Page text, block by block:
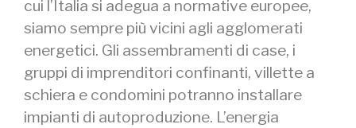
cui l’Italia si adegua a normative europee,
siamo sempre più vicini agli agglomerati
energetici. Gli assembramenti di case, i
gruppi di imprenditori confinanti, villette a
schiera e condomini potranno installare
impianti di autoproduzione. L’energia